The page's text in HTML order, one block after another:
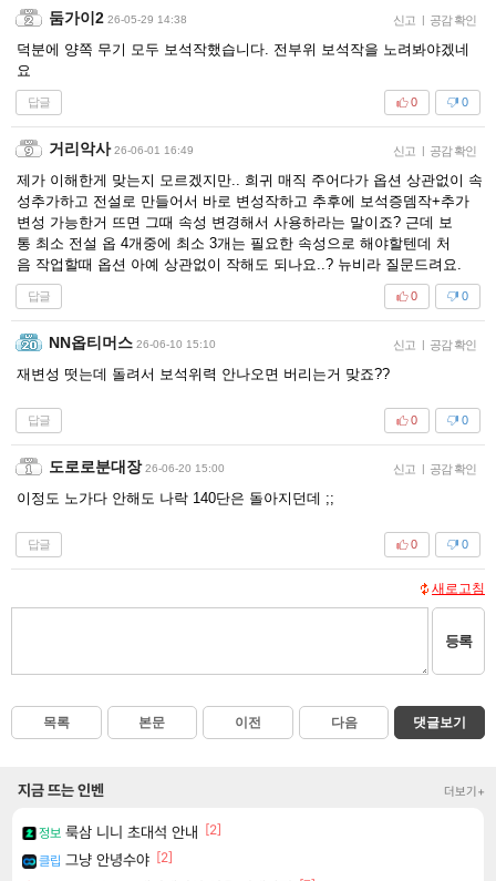
둠가이2 26-05-29 14:38 신고 | 공감 확인
덕분에 양쪽 무기 모두 보석작했습니다. 전부위 보석작을 노려봐야겠네
요
답글 0
0
거리악사 26-06-01 16:49 신고 | 공감 확인
제가 이해한게 맞는지 모르겠지만.. 희귀 매직 주어다가 옵션 상관없이 속
성추가하고 전설로 만들어서 바로 변성작하고 추후에 보석증뎀작+추가
변성 가능한거 뜨면 그때 속성 변경해서 사용하라는 말이죠? 근데 보
통 최소 전설 옵 4개중에 최소 3개는 필요한 속성으로 해야할텐데 처
음 작업할때 옵션 아예 상관없이 작해도 되나요..? 뉴비라 질문드려요.
답글 0
0
NN옵티머스 26-06-10 15:10 신고 | 공감 확인
재변성 떳는데 돌려서 보석위력 안나오면 버리는거 맞죠??
답글 0
0
도로로분대장 26-06-20 15:00 신고 | 공감 확인
이정도 노가다 안해도 나락 140단은 돌아지던데 ;;
답글 0
0
새로고침
등록
목록 본문 이전 다음 댓글보기
지금 뜨는 인벤 더보기+
정보 룩삼 니니 초대석 안내 [2]
클립 그냥 안녕수야 [2]